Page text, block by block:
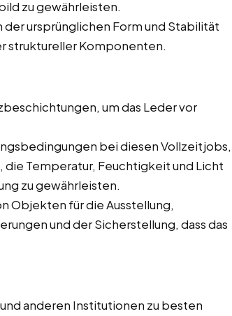
zu gewährleisten.
ursprünglichen Form und Stabilität
struktureller Komponenten.
um das Leder vor
bei diesen Vollzeitjobs,
die Temperatur, Feuchtigkeit und Licht
zu gewährleisten.
Objekten für die Ausstellung,
und der Sicherstellung, dass das
anderen Institutionen zu besten